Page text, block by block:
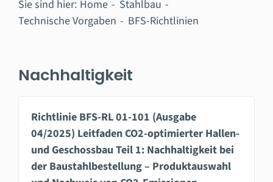
Sie sind hier: Home
Stahlbau
Technische Vorgaben
BFS-Richtlinien
Nachhaltigkeit
Richtlinie BFS-RL 01-101 (Ausgabe
04/2025) Leitfaden CO2-optimierter Hallen-
und Geschossbau Teil 1: Nachhaltigkeit bei
der Baustahlbestellung – Produktauswahl